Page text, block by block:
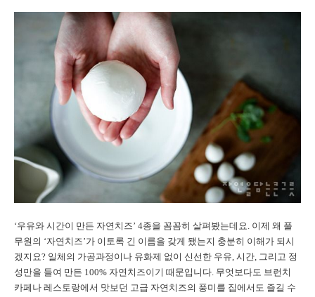
‘우유와 시간이 만든 자연치즈’ 4종을 꼼꼼히 살펴봤는데요. 이제 왜 풀
무원의 ‘자연치즈’가 이토록 긴 이름을 갖게 됐는지 충분히 이해가 되시
겠지요? 일체의 가공과정이나 유화제 없이 신선한 우유, 시간, 그리고 정
성만을 들여 만든 100% 자연치즈이기 때문입니다. 무엇보다도 브런치
카페나 레스토랑에서 맛보던 고급 자연치즈의 풍미를 집에서도 즐길 수